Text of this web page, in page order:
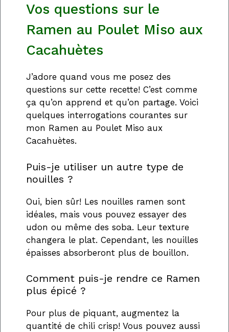
Vos questions sur le
Ramen au Poulet Miso aux
Cacahuètes
J’adore quand vous me posez des
questions sur cette recette! C’est comme
ça qu’on apprend et qu’on partage. Voici
quelques interrogations courantes sur
mon Ramen au Poulet Miso aux
Cacahuètes.
Puis-je utiliser un autre type de
nouilles ?
Oui, bien sûr! Les nouilles ramen sont
idéales, mais vous pouvez essayer des
udon ou même des soba. Leur texture
changera le plat. Cependant, les nouilles
épaisses absorberont plus de bouillon.
Comment puis-je rendre ce Ramen
plus épicé ?
Pour plus de piquant, augmentez la
quantité de chili crisp! Vous pouvez aussi